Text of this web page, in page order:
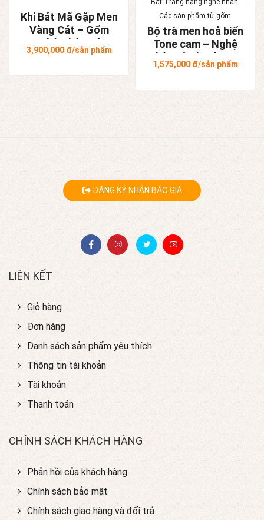
Khi Bát Mã Gặp Men
Vàng Cát – Gốm
Nghệ Nhân Bát
Tràng
3,900,000đ/sản phẩm
Các sản phẩm từ gốm
Bộ trà men hoả biến
Tone cam – Nghệ
nhân Tô Thanh Sơn
1,575,000đ/sản phẩm
ĐĂNG KÝ NHẬN BÁO GIÁ
LIÊN KẾT
Giỏ hàng
Đơn hàng
Danh sách sản phẩm yêu thích
Thông tin tài khoản
Tài khoản
Thanh toán
CHÍNH SÁCH KHÁCH HÀNG
Phản hồi của khách hàng
Chính sách bảo mật
Chính sách giao hàng và đổi trả